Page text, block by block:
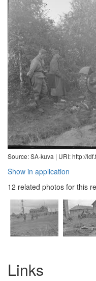
Source: SA-kuva | URI: http://
Show in application
12 related photos for this
Links